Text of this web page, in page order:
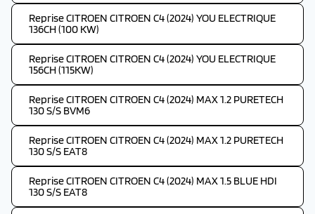
Reprise CITROEN CITROEN C4 (2024) YOU ELECTRIQUE
136CH (100 KW)
Reprise CITROEN CITROEN C4 (2024) YOU ELECTRIQUE
156CH (115KW)
Reprise CITROEN CITROEN C4 (2024) MAX 1.2 PURETECH
130 S/S BVM6
Reprise CITROEN CITROEN C4 (2024) MAX 1.2 PURETECH
130 S/S EAT8
Reprise CITROEN CITROEN C4 (2024) MAX 1.5 BLUE HDI
130 S/S EAT8